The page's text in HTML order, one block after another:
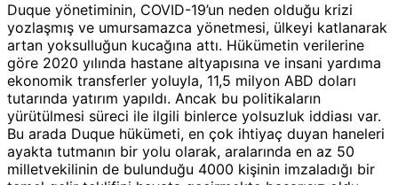
Duque yönetiminin, COVID-19’un neden olduğu krizi
yozlaşmış ve umursamazca yönetmesi, ülkeyi katlanarak
artan yoksulluğun kucağına attı. Hükümetin verilerine
göre 2020 yılında hastane altyapısına ve insani yardıma
ekonomik transferler yoluyla, 11,5 milyon ABD doları
tutarında yatırım yapıldı. Ancak bu politikaların
yürütülmesi süreci ile ilgili binlerce yolsuzluk iddiası var.
Bu arada Duque hükümeti, en çok ihtiyaç duyan haneleri
ayakta tutmanın bir yolu olarak, aralarında en az 50
milletvekilinin de bulunduğu 4000 kişinin imzaladığı bir